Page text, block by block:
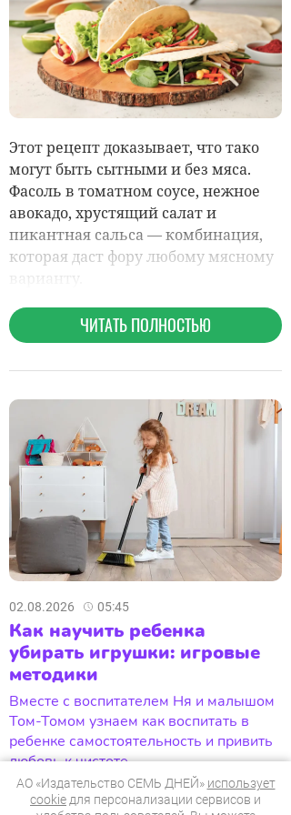
АО «Издательство СЕМЬ ДНЕЙ» использует
cookie для персонализации сервисов и
02.08.2026 05:45
Как научить ребенка
убирать игрушки: игровые
методики
Вместе с воспитателем Ня и малышом
Том-Томом узнаем как воспитать в
ребенке самостоятельность и привить
любовь к чистоте.